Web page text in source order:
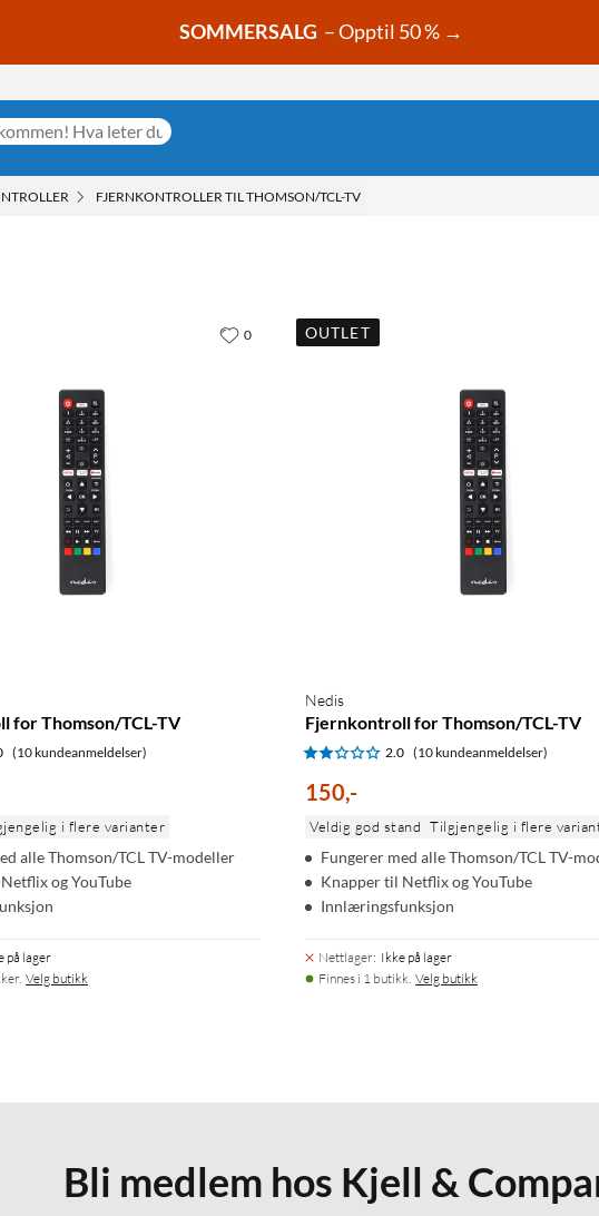
SOMMERSALG – Opptil 50 % →
FJERNKONTROLLER TIL THOMSON/TCL-TV
for Thomson/TCL-TV
(10 kundeanmeldelser)
i flere varianter
alle Thomson/TCL TV-modeller
og YouTube
på lager
Velg butikk
0 OUTLET
Nedis
Fjernkontroll for Thomson/TCL-TV
2.0 (10 kundeanmeldelser)
150,-
Veldig god stand Tilgjengelig i flere
Fungerer med alle Thomson/TCL TV-
Knapper til Netflix og YouTube
Innlæringsfunksjon
Nettlager: Ikke på lager
Finnes i 1 butikk. Velg butikk
Bli medlem hos Kjell &